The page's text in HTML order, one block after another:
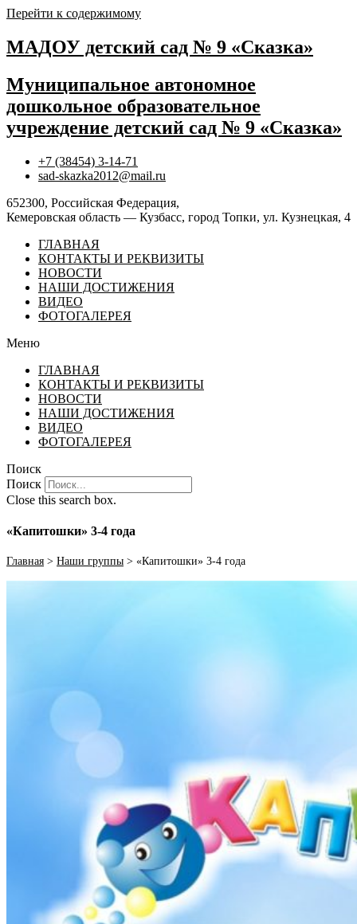
Перейти к содержимому
МАДОУ детский сад № 9 «Сказка»
Муниципальное автономное
дошкольное образовательное
учреждение детский сад № 9 «Сказка»
+7 (38454) 3-14-71
sad-skazka2012@mail.ru
652300, Российская Федерация,
Кемеровская область — Кузбасс, город Топки, ул. Кузнецкая, 4
ГЛАВНАЯ
КОНТАКТЫ И РЕКВИЗИТЫ
НОВОСТИ
НАШИ ДОСТИЖЕНИЯ
ВИДЕО
ФОТОГАЛЕРЕЯ
Меню
ГЛАВНАЯ
КОНТАКТЫ И РЕКВИЗИТЫ
НОВОСТИ
НАШИ ДОСТИЖЕНИЯ
ВИДЕО
ФОТОГАЛЕРЕЯ
Поиск
Поиск
Close this search box.
«Капитошки» 3-4 года
Главная > Наши группы > «Капитошки» 3-4 года